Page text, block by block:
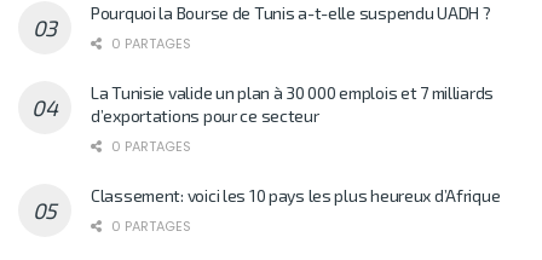
Pourquoi la Bourse de Tunis a-t-elle suspendu UADH ?
0 PARTAGES
La Tunisie valide un plan à 30 000 emplois et 7 milliards
d’exportations pour ce secteur
0 PARTAGES
Classement: voici les 10 pays les plus heureux d’Afrique
0 PARTAGES